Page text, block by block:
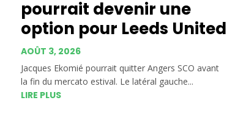
pourrait devenir une
option pour Leeds United
AOÛT 3, 2026
Jacques Ekomié pourrait quitter Angers SCO avant
la fin du mercato estival. Le latéral gauche...
LIRE PLUS